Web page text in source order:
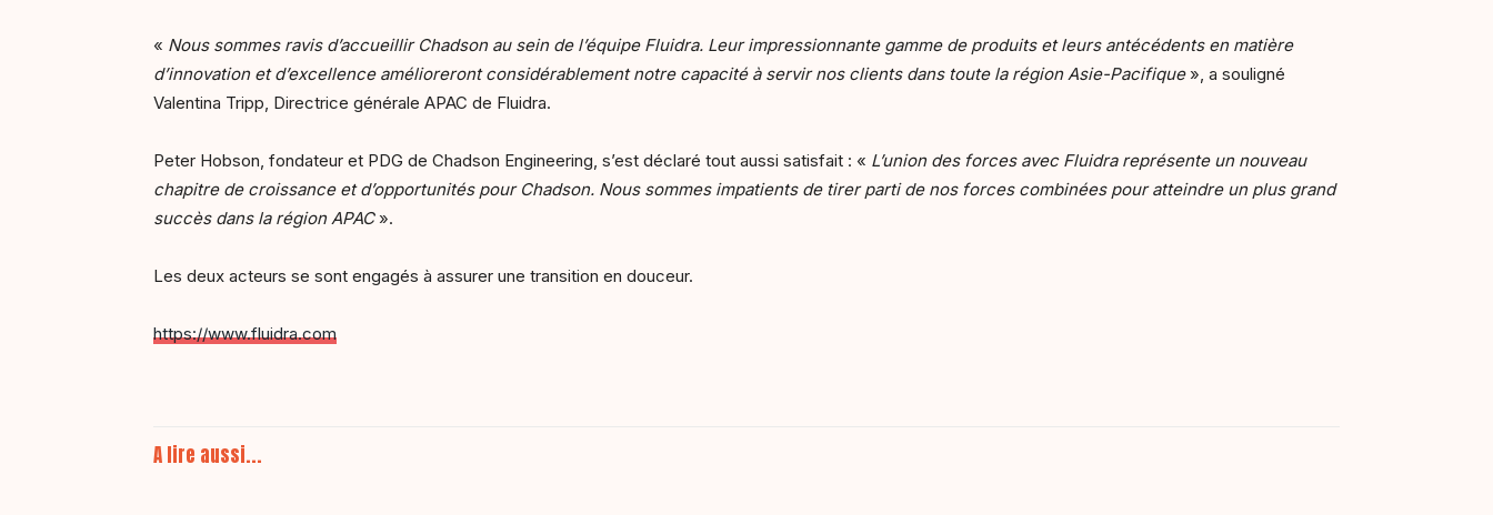
« Nous sommes ravis d’accueillir Chadson au sein de l’équipe Fluidra. Leur impressionnante gamme de produits et leurs antécédents en matière
d’innovation et d’excellence amélioreront considérablement notre capacité à servir nos clients dans toute la région Asie-Pacifique», a souligné
Valentina Tripp, Directrice générale APAC de Fluidra.
Peter Hobson, fondateur et PDG de Chadson Engineering, s’est déclaré tout aussi satisfait : « L’union des forces avec Fluidra représente un nouveau
chapitre de croissance et d’opportunités pour Chadson. Nous sommes impatients de tirer parti de nos forces combinées pour atteindre un plus grand
succès dans la région APAC».
Les deux acteurs se sont engagés à assurer une transition en douceur.
https://www.fluidra.com
A lire aussi...